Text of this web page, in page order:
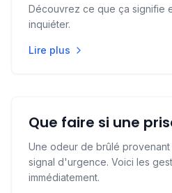
Découvrez ce que ça signifie
inquiéter.
Lire plus
Que faire si une
Une odeur de brûlé
signal d'urgence. Voici les
immédiatement.